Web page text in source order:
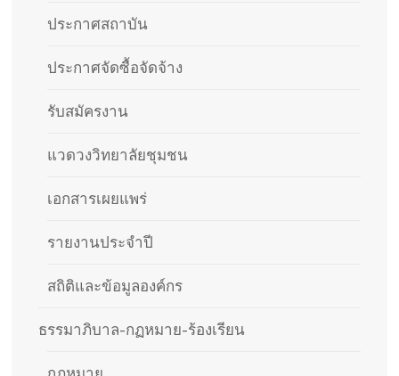
ประกาศสถาบัน
ประกาศจัดซื้อจัดจ้าง
รับสมัครงาน
แวดวงวิทยาลัยชุมชน
เอกสารเผยแพร่
รายงานประจำปี
สถิติและข้อมูลองค์กร
ธรรมาภิบาล-กฏหมาย-ร้องเรียน